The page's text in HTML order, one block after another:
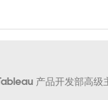
产品开发部高级